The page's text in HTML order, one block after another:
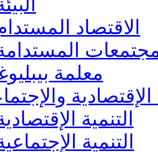
الاقتصاد
معلمة
الإقتصادية
التنمية
التنمية